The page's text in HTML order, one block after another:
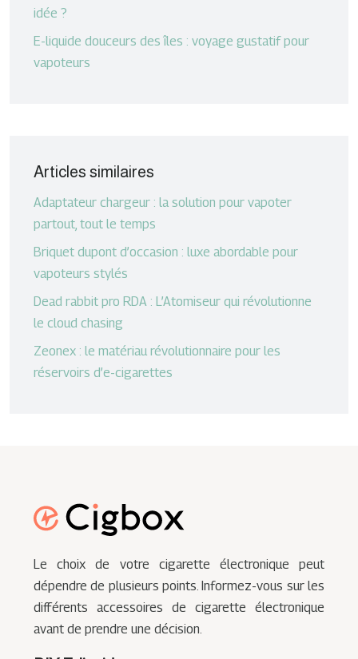
idée ?
E-liquide douceurs des îles : voyage gustatif pour
vapoteurs
Articles similaires
Adaptateur chargeur : la solution pour vapoter
partout, tout le temps
Briquet dupont d’occasion : luxe abordable pour
vapoteurs stylés
Dead rabbit pro RDA : L’Atomiseur qui révolutionne
le cloud chasing
Zeonex : le matériau révolutionnaire pour les
réservoirs d’e-cigarettes
Le choix de votre cigarette électronique peut
dépendre de plusieurs points. Informez-vous sur les
différents accessoires de cigarette électronique
avant de prendre une décision.